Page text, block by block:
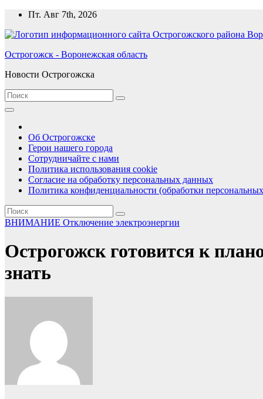
Перейти
содержимому
Пт. Авг 7th, 2026
Острогожск - Воронежская область
Новости Острогожска
Об Острогожске
Герои нашего города
Сотрудничайте с нами
Политика использования cookie
Согласие на обработку персональных данных
Политика конфиденциальности (обработки
ВНИМАНИЕ Отключение электроэнергии
Острогожск готовится к
знать